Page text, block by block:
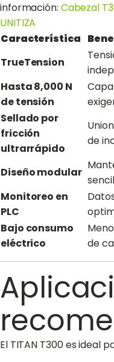
información: Cabezal
UNITIZA
Característica
TrueTension
Hasta 8,000 N
de tensión
Sellado por
fricción
ultrarrápido
de
Diseño modular
Monitoreo en
PLC
Bajo consumo
eléctrico
de
El TITAN T300 es ideal